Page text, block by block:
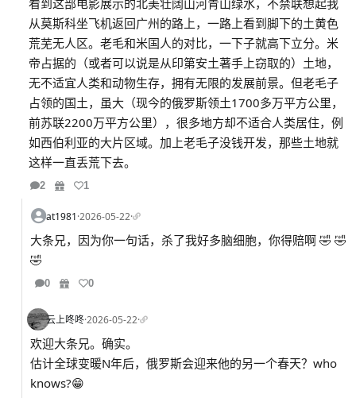
看到这部电影展示的北美壮阔山河青山绿水，不禁联想起我
从莫斯科坐飞机返回广州的路上，一路上看到脚下的土黄色
荒芜无人区。老毛和米国人的对比，一下子就高下立分。米
帝占据的（或者可以说是从印第安土著手上窃取的）土地，
无不适宜人类和动物生存，拥有无限的发展前景。但老毛子
占领的国土，虽大（现今的俄罗斯领土1700多万平方公里，
前苏联2200万平方公里），很多地方却不适合人类居住，例
如西伯利亚的大片区域。加上老毛子没钱开发，那些土地就
这样一直丢荒下去。
2 1
at1981·2026-05-22·
大条兄，因为你一句话，杀了我好多脑细胞，你得赔啊 🤣 🤣
🤣
0 0
云上咚咚·2026-05-22·
欢迎大条兄。确实。
估计全球变暖N年后，俄罗斯会迎来他的另一个春天？who
knows?😁